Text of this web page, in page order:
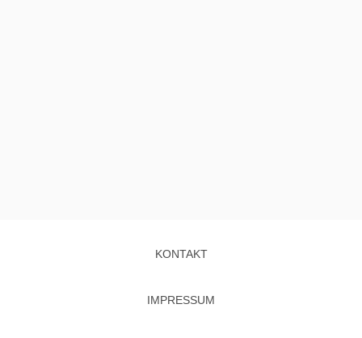
KONTAKT
IMPRESSUM